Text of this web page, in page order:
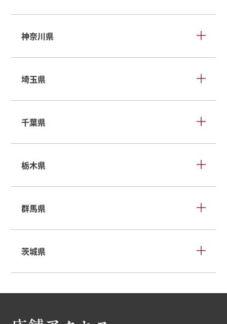
神奈川県
埼玉県
千葉県
栃木県
群馬県
茨城県